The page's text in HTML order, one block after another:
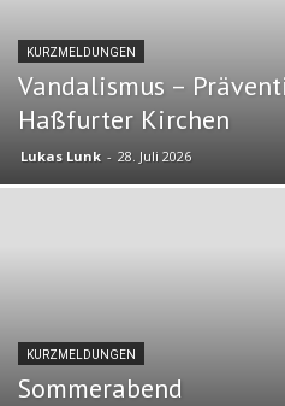
KURZMELDUNGEN
Vandalismus –
Haßfurter Kirchen
Lukas Lunk - 28. Juli 2026
KURZMELDUNGEN
Sommerabend